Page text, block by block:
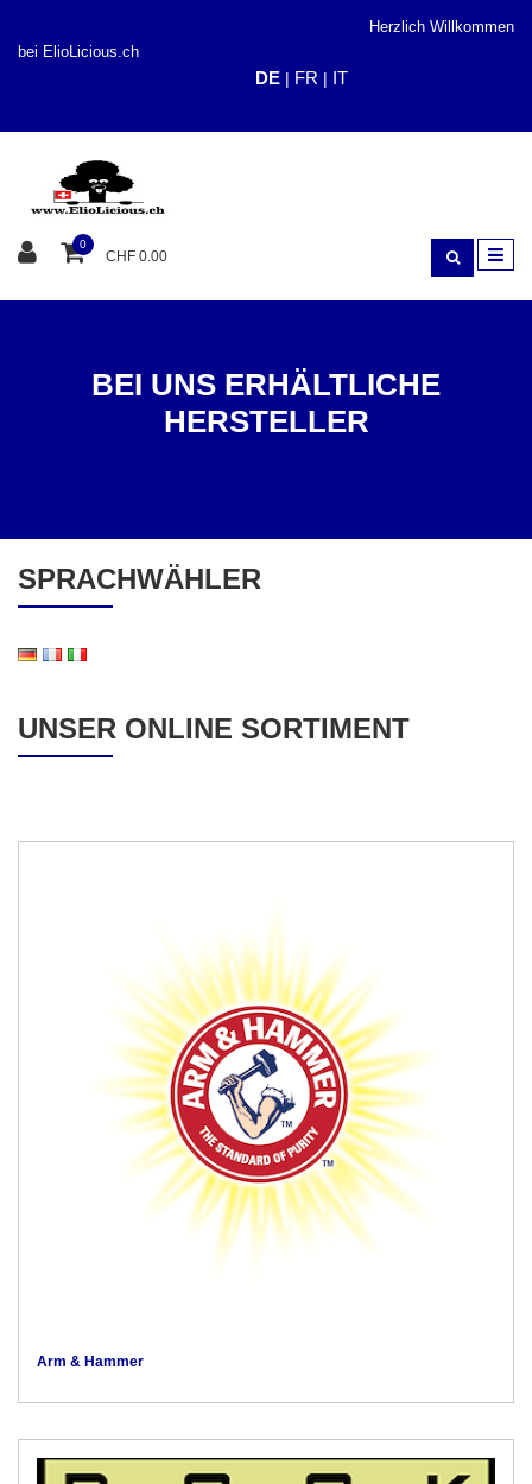
Herzlich Willkommen
bei ElioLicious.ch
DE | FR | IT
0
CHF 0.00
BEI UNS ERHÄLTLICHE
HERSTELLER
SPRACHWÄHLER
UNSER ONLINE SORTIMENT
Arm & Hammer